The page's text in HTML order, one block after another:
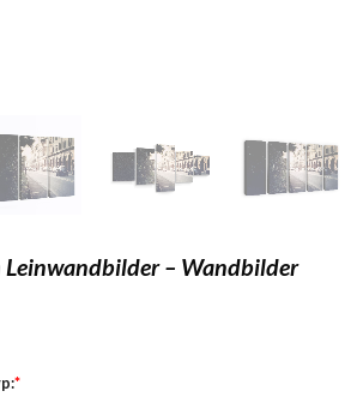
– Wandbilder
*